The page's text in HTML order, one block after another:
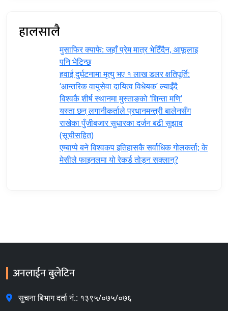
हालसालै
मुसाफिर क्याफे: जहाँ प्रेम मात्र भेटिँदैन, आफूलाइ
पनि भेटिन्छ
हवाई दुर्घटनामा मृत्यु भए १ लाख डलर क्षतिपूर्ति:
‘आन्तरिक वायुसेवा दायित्व विधेयक’ ल्याइँदै
विश्वकै शीर्ष स्थानमा मुस्ताङको ‘शिन्ता मणि’
यस्ता छन् लगानीकर्ताले प्रधानमन्त्री ‍बालेनसँग
राखेका पुँजीबजार सुधारका दर्जन बढी सुझाव
(सूचीसहित)
एम्बाप्पे बने विश्वकप इतिहासकै सर्वाधिक गोलकर्ता; के
मेसीले फाइनलमा यो रेकर्ड तोड्न सक्लान्?
अनलाईन बुलेटिन
सुचना बिभाग दर्ता नं.: १३९५/०७५/०७६